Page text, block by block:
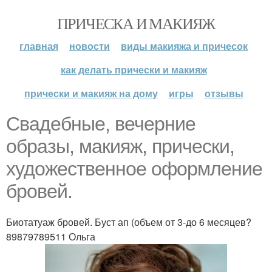
ПРИЧЕСКА И МАКИЯЖ
главная новости
виды макияжа и причесок
как делать прически и макияж
прически и макияж на дому
игры отзывы
Свадебные, вечерние
образы, макияж, прически,
художественное оформление
бровей.
Биотатуаж бровей. Буст ап (объем от 3-до 6 месяцев?
89879789511 Ольга